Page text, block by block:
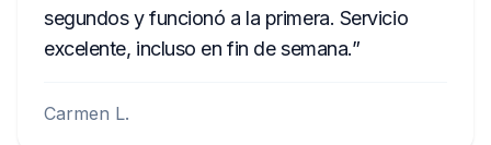
segundos y funcionó a la primera. Servicio
excelente, incluso en fin de semana.
Carmen L.